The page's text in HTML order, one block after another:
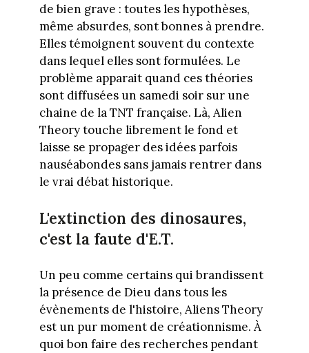
de bien grave : toutes les hypothèses,
même absurdes, sont bonnes à prendre.
Elles témoignent souvent du contexte
dans lequel elles sont formulées. Le
problème apparait quand ces théories
sont diffusées un samedi soir sur une
chaine de la TNT française. Là, Alien
Theory touche librement le fond et
laisse se propager des idées parfois
nauséabondes sans jamais rentrer dans
le vrai débat historique.
L'extinction des dinosaures,
c'est la faute d'E.T.
Un peu comme certains qui brandissent
la présence de Dieu dans tous les
évènements de l'histoire, Aliens Theory
est un pur moment de créationnisme. À
quoi bon faire des recherches pendant